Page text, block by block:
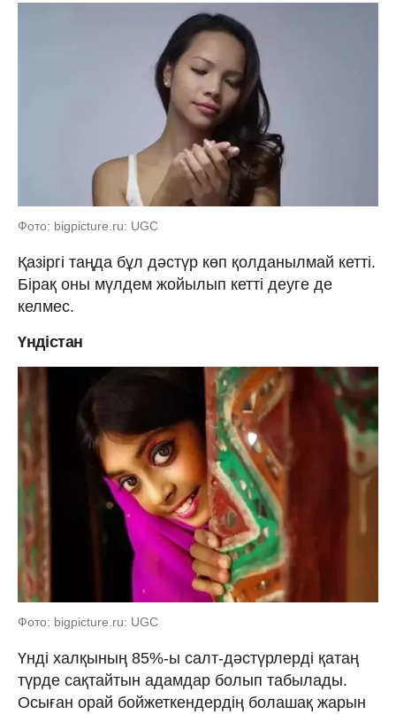
Фото: bigpicture.ru: UGC
Қазіргі таңда бұл дәстүр көп қолданылмай кетті.
Бірақ оны мүлдем жойылып кетті деуге де
келмес.
Үндістан
Фото: bigpicture.ru: UGC
Үнді халқының 85%-ы салт-дәстүрлерді қатаң
түрде сақтайтын адамдар болып табылады.
Осыған орай бойжеткендердің болашақ жарын